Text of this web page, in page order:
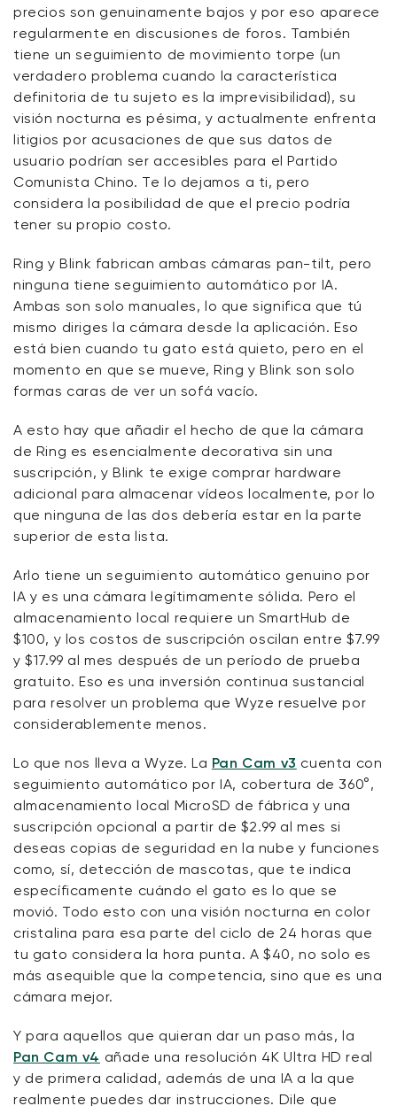
precios son genuinamente bajos y por eso aparece
regularmente en discusiones de foros. También
tiene un seguimiento de movimiento torpe (un
verdadero problema cuando la característica
definitoria de tu sujeto es la imprevisibilidad), su
visión nocturna es pésima, y actualmente enfrenta
litigios por acusaciones de que sus datos de
usuario podrían ser accesibles para el Partido
Comunista Chino. Te lo dejamos a ti, pero
considera la posibilidad de que el precio podría
tener su propio costo.
Ring y Blink fabrican ambas cámaras pan-tilt, pero
ninguna tiene seguimiento automático por IA.
Ambas son solo manuales, lo que significa que tú
mismo diriges la cámara desde la aplicación. Eso
está bien cuando tu gato está quieto, pero en el
momento en que se mueve, Ring y Blink son solo
formas caras de ver un sofá vacío.
A esto hay que añadir el hecho de que la cámara
de Ring es esencialmente decorativa sin una
suscripción, y Blink te exige comprar hardware
adicional para almacenar vídeos localmente, por lo
que ninguna de las dos debería estar en la parte
superior de esta lista.
Arlo tiene un seguimiento automático genuino por
IA y es una cámara legítimamente sólida. Pero el
almacenamiento local requiere un SmartHub de
$100, y los costos de suscripción oscilan entre $7.99
y $17.99 al mes después de un período de prueba
gratuito. Eso es una inversión continua sustancial
para resolver un problema que Wyze resuelve por
considerablemente menos.
Lo que nos lleva a Wyze. La Pan Cam v3 cuenta con
seguimiento automático por IA, cobertura de 360°,
almacenamiento local MicroSD de fábrica y una
suscripción opcional a partir de $2.99 al mes si
deseas copias de seguridad en la nube y funciones
como, sí, detección de mascotas, que te indica
específicamente cuándo el gato es lo que se
movió. Todo esto con una visión nocturna en color
cristalina para esa parte del ciclo de 24 horas que
tu gato considera la hora punta. A $40, no solo es
más asequible que la competencia, sino que es una
cámara mejor.
Y para aquellos que quieran dar un paso más, la
Pan Cam v4 añade una resolución 4K Ultra HD real
y de primera calidad, además de una IA a la que
realmente puedes dar instrucciones. Dile que